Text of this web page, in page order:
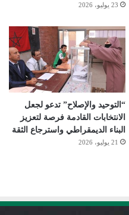
23 يوليو، 2026
“التوحيد والإصلاح” تدعو لجعل
الانتخابات القادمة فرصة لتعزيز
البناء الديمقراطي واسترجاع الثقة
21 يوليو، 2026